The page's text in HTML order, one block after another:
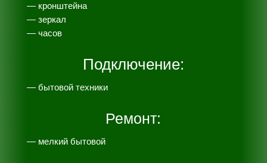
— кронштейна
— зеркал
— часов
Подключение:
— бытовой техники
Ремонт:
— мелкий бытовой